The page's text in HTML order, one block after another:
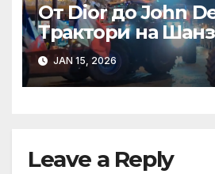
От Dior до John
Трактори на
JAN 15, 2026
Leave a Reply